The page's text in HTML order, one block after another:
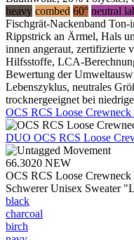
heavy combed 60° neutral
Fischgrät-Nackenband
Rippstrick an Ärmel, Hals
innen angeraut, zertifizierte
Hilfsstoffe, LCA-
Bewertung der
Lebenszyklus, neutrales
trocknergeeignet bei
OCS RCS Loose
DUO OCS RCS Loose
66.3020 NEW
OCS RCS Loose Crewneck
Schwerer Unisex Sweater
black
charcoal
birch